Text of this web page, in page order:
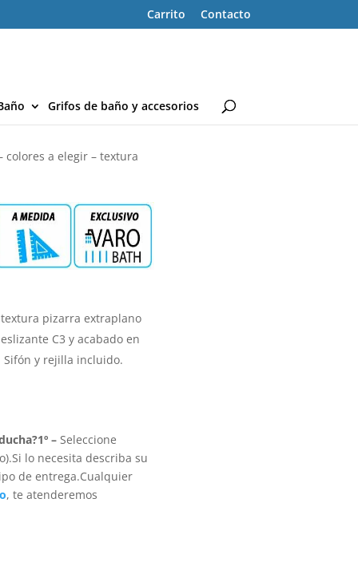
Carrito Contacto
Grifos de baño y accesorios
colores a elegir – textura
pizarra extraplano
C3 y acabado en
Sifón y rejilla incluido.
1º – Seleccione
lo necesita describa su
de entrega.Cualquier
, te atenderemos